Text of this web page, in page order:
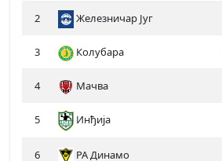
2 Железничар Југ
3 Колубара
4 Мачва
5 Инђија
6 РА Динамо